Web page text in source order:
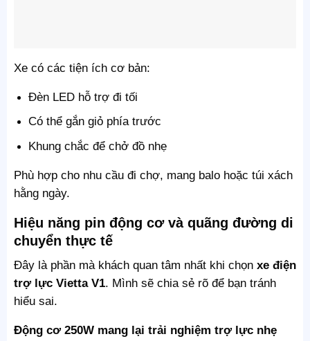
Xe có các tiện ích cơ bản:
Đèn LED hỗ trợ đi tối
Có thể gắn giỏ phía trước
Khung chắc để chở đồ nhẹ
Phù hợp cho nhu cầu đi chợ, mang balo hoặc túi xách
hằng ngày.
Hiệu năng pin động cơ và quãng đường di
chuyển thực tế
Đây là phần mà khách quan tâm nhất khi chọn xe điện
trợ lực Vietta V1. Mình sẽ chia sẻ rõ để bạn tránh
hiểu sai.
Động cơ 250W mang lại trải nghiệm trợ lực nhẹ